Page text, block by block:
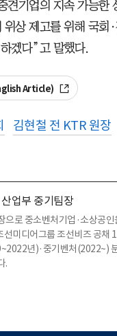
견기업의 지속 가능한
위상 제고를 위해 국회
겠다”고 말했다.
Article)
김현철 전 KTR 원장
산업부 중기팀장
으로 중소벤처기업·소상공
선미디어그룹 조선비즈 공채
년)·중기벤처(2022~)
.